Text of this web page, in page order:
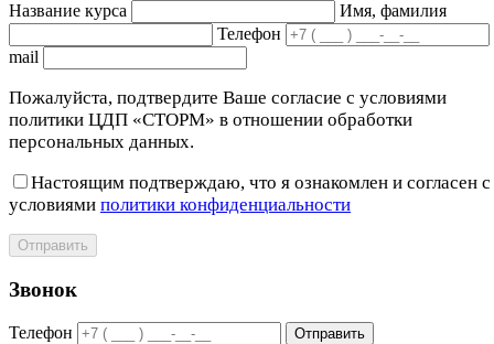
Название курса
Имя, фамилия
Телефон
mail
Пожалуйста, подтвердите Ваше согласие с условиями
политики ЦДП «СТОРМ» в отношении обработки
персональных данных.
Настоящим подтверждаю, что я ознакомлен и согласен с
условиями политики конфиденциальности
Отправить
Звонок
Телефон Отправить